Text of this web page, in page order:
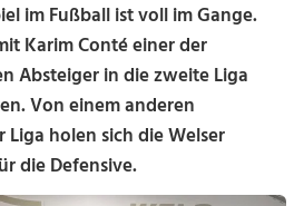
im Fußball ist voll im Gange.
Karim Conté einer der
Absteiger in die zweite Liga
Von einem anderen
holen sich die Welser
die Defensive.